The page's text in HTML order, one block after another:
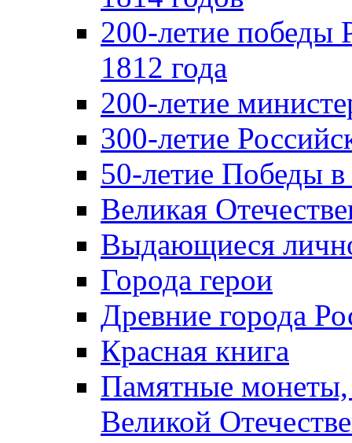
200-летие победы
1812 года
200-летие
300-летие
50-летие Победы
Великая
Выдающиеся
Города герои
Древние города
Красная книга
Памятные
Великой